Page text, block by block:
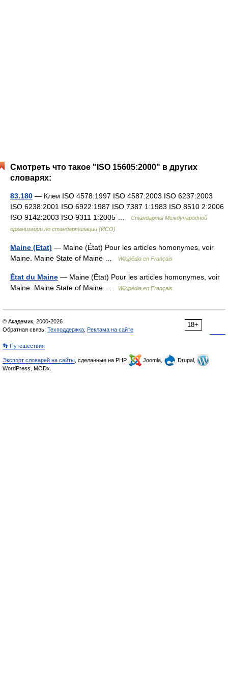
Смотреть что такое "ISO 15605:2000" в других
словарях:
83.180 — Клеи ISO 4578:1997 ISO 4587:2003 ISO 6237:2003
ISO 6238:2001 ISO 6922:1987 ISO 7387 1:1983 ISO 8510 2:2006
ISO 9142:2003 ISO 9311 1:2005 …
Стандарты Международной
организации по стандартизации (ИСО)
Maine (Etat) — Maine (État) Pour les articles homonymes, voir
Maine. Maine State of Maine …
Wikipédia en Français
État du Maine — Maine (État) Pour les articles homonymes, voir
Maine. Maine State of Maine …
Wikipédia en Français
18+
© Академик, 2000-2026
Обратная связь: Техподдержка Реклама на сайте
👣 Путешествия
Экспорт словарей на сайты , сделанные на PHP, Joomla,
Drupal,
WordPress, MODx.